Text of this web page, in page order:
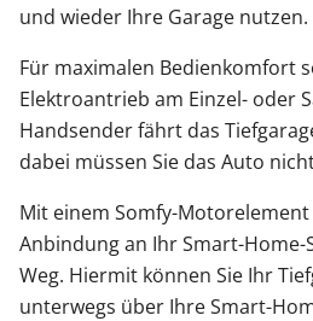
und wieder Ihre Garage nutzen.
Für maximalen Bedienkomfort
Elektroantrieb am Einzel- oder
Handsender fährt das
dabei müssen Sie das Auto
Mit einem Somfy-
Anbindung an Ihr Smart-
Weg. Hiermit können Sie Ihr
unterwegs über Ihre Smart-